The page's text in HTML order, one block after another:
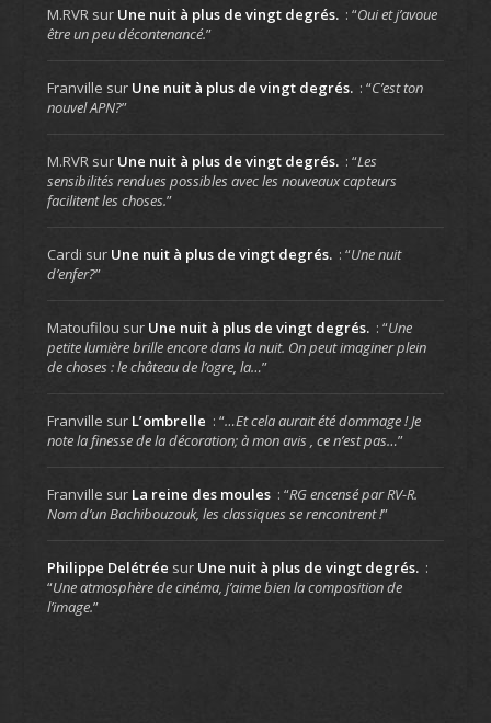
M.RVRsur Une nuit à plus de vingt degrés. : “Oui et j’avoue
être un peu décontenancé.”
Franville sur Une nuit à plus de vingt degrés. : “C’est ton
nouvel APN?”
M.RVRsur Une nuit à plus de vingt degrés. : “Les
sensibilités rendues possibles avec les nouveaux capteurs
facilitent les choses.”
Cardi sur Une nuit à plus de vingt degrés. : “Une nuit
d’enfer?”
Matoufilou sur Une nuit à plus de vingt degrés. : “Une
petite lumière brille encore dans la nuit. On peut imaginer plein
de choses : le château de l’ogre, la…”
Franville sur L’ombrelle : “…Et cela aurait été dommage ! Je
note la finesse de la décoration; à mon avis , ce n’est pas…”
Franville sur La reine des moules : “RG encensé par RV-R.
Nom d’un Bachibouzouk, les classiques se rencontrent !”
Philippe Delétrée sur Une nuit à plus de vingt degrés. :
“Une atmosphère de cinéma, j’aime bien la composition de
l’image.”